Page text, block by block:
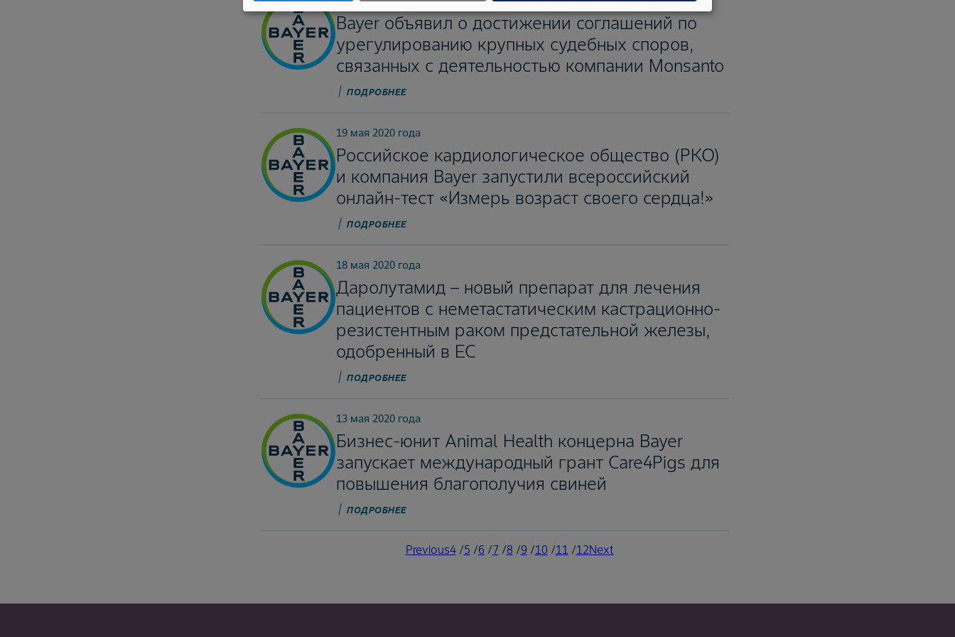
Bayer объявил о достижении соглашений по
урегулированию крупных судебных споров,
связанных с деятельностью компании Monsanto
ПОДРОБНЕЕ
19 мая 2020 года
Российское кардиологическое общество (РКО)
и компания Bayer запустили всероссийский
онлайн-тест «Измерь возраст своего сердца!»
ПОДРОБНЕЕ
18 мая 2020 года
Даролутамид – новый препарат для лечения
пациентов с неметастатическим кастрационно-
резистентным раком предстательной железы,
одобренный в ЕС
ПОДРОБНЕЕ
13 мая 2020 года
Бизнес-юнит Animal Health концерна Bayer
запускает международный грант Care4Pigs для
повышения благополучия свиней
ПОДРОБНЕЕ
Previous
PreviousPage
4 /Page
5 /Page
6 /Page
7 /Page
8 /Current
9 /Page
10 /Page
11 /Page
12Next
Next